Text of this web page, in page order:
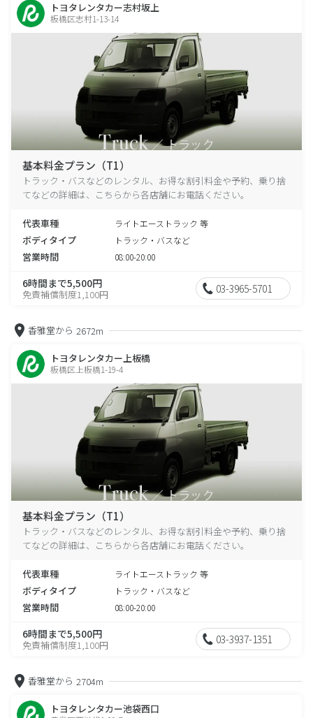
トヨタレンタカー志村坂上
板橋区志村1-13-14
基本料金プラン（T1）
トラック・バスなどのレンタル、お得な割引料金や予約、乗り捨
てなどの詳細は、こちらから各店舗にお電話ください。
代表車種 ライトエーストラック 等
ボディタイプ トラック・バスなど
営業時間 08:00-20:00
6時間まで5,500円
免責補償制度1,100円 03-3965-5701
香雅堂から 2672m
トヨタレンタカー上板橋
板橋区上板橋1-19-4
基本料金プラン（T1）
トラック・バスなどのレンタル、お得な割引料金や予約、乗り捨
てなどの詳細は、こちらから各店舗にお電話ください。
代表車種 ライトエーストラック 等
ボディタイプ トラック・バスなど
営業時間 08:00-20:00
6時間まで5,500円
免責補償制度1,100円 03-3937-1351
香雅堂から 2704m
トヨタレンタカー池袋西口